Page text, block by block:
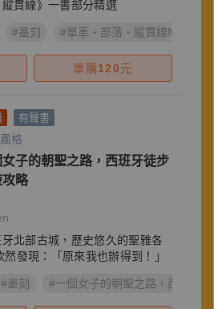
貫線》一書部分精選
#墨刻 #單車‧部落‧縱貫線No.1
單購120元
有聲書
格
子的朝聖之路，西班牙徒步
略
北部古城，歷史悠久的聖雅各
發現：「原來我也辦得到！」
#墨刻 #一個女子的朝聖之路，西班牙